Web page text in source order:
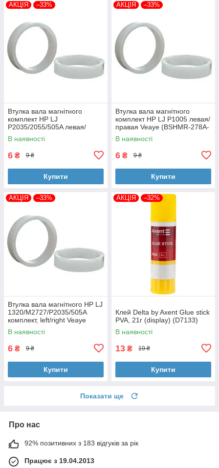
АКЦІЯ –33%
Втулка вала магнітного
комплект HP LJ
P2035/2055/505A левая/
правая Veaye (BSHMR-505A-
VE)
В наявності
6 ₴ 9 ₴
Купити
АКЦІЯ –33%
Втулка вала магнітного
комплект HP LJ P1005 левая/
правая Veaye (BSHMR-278A-
VE)
В наявності
6 ₴ 9 ₴
Купити
АКЦІЯ –33%
Втулка вала магнітного HP LJ
1320/M2727/P2035/505A
комплект, left/right Veaye
(BSHMR-505U-VE)
В наявності
6 ₴ 9 ₴
Купити
АКЦІЯ –32%
Клей Delta by Axent Glue stick
PVA, 21г (display) (D7133)
В наявності
13 ₴ 19 ₴
Купити
Показати ще
Про нас
92% позитивних з 183 відгуків за рік
Працює з 19.04.2013